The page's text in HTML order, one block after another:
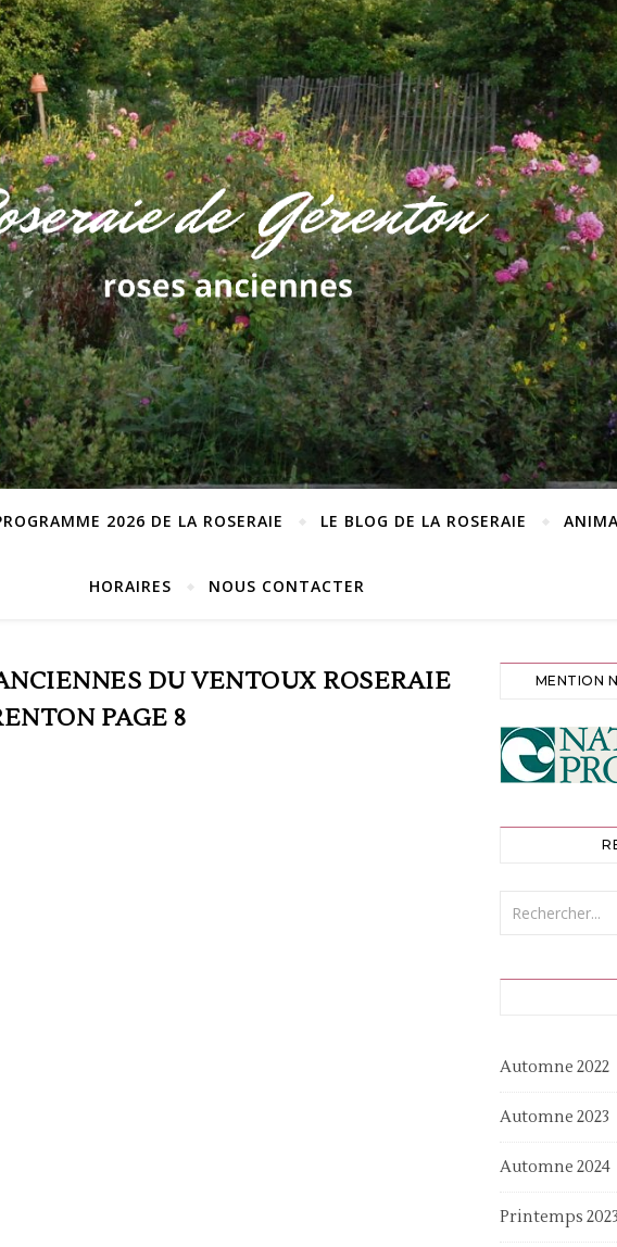
2026 DE LA ROSERAIE LE BLOG DE LA ROSERAIE
HORAIRES NOUS CONTACTER
DU VENTOUX ROSERAIE
PAGE 8
MENTION
Automne 2022
Automne 2023
Automne 2024
Printemps 2023